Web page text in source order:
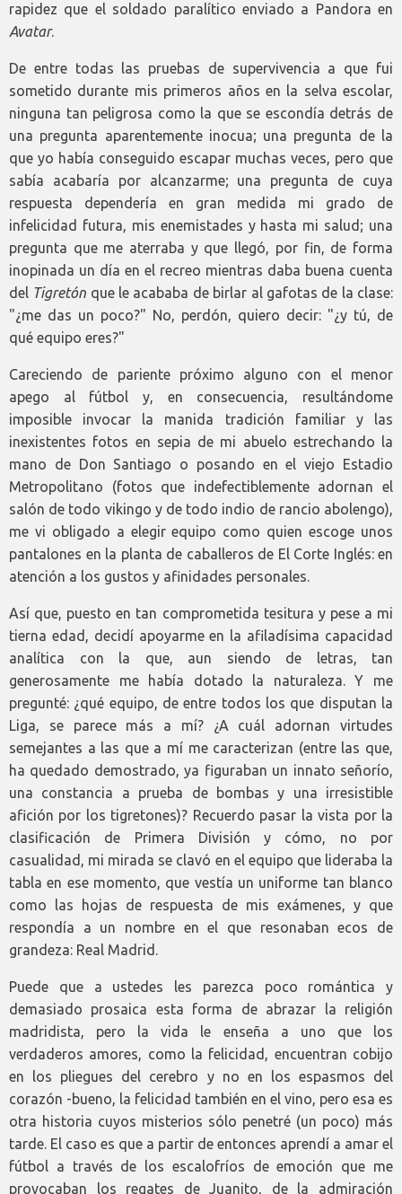
rapidez que el soldado paralítico enviado a Pandora en
Avatar.
De entre todas las pruebas de supervivencia a que fui
sometido durante mis primeros años en la selva escolar,
ninguna tan peligrosa como la que se escondía detrás de
una pregunta aparentemente inocua; una pregunta de la
que yo había conseguido escapar muchas veces, pero que
sabía acabaría por alcanzarme; una pregunta de cuya
respuesta dependería en gran medida mi grado de
infelicidad futura, mis enemistades y hasta mi salud; una
pregunta que me aterraba y que llegó, por fin, de forma
inopinada un día en el recreo mientras daba buena cuenta
del Tigretón que le acababa de birlar al gafotas de la clase:
"¿me das un poco?" No, perdón, quiero decir: "¿y tú, de
qué equipo eres?"
Careciendo de pariente próximo alguno con el menor
apego al fútbol y, en consecuencia, resultándome
imposible invocar la manida tradición familiar y las
inexistentes fotos en sepia de mi abuelo estrechando la
mano de Don Santiago o posando en el viejo Estadio
Metropolitano (fotos que indefectiblemente adornan el
salón de todo vikingo y de todo indio de rancio abolengo),
me vi obligado a elegir equipo como quien escoge unos
pantalones en la planta de caballeros de El Corte Inglés: en
atención a los gustos y afinidades personales.
Así que, puesto en tan comprometida tesitura y pese a mi
tierna edad, decidí apoyarme en la afiladísima capacidad
analítica con la que, aun siendo de letras, tan
generosamente me había dotado la naturaleza. Y me
pregunté: ¿qué equipo, de entre todos los que disputan la
Liga, se parece más a mí? ¿A cuál adornan virtudes
semejantes a las que a mí me caracterizan (entre las que,
ha quedado demostrado, ya figuraban un innato señorío,
una constancia a prueba de bombas y una irresistible
afición por los tigretones)? Recuerdo pasar la vista por la
clasificación de Primera División y cómo, no por
casualidad, mi mirada se clavó en el equipo que lideraba la
tabla en ese momento, que vestía un uniforme tan blanco
como las hojas de respuesta de mis exámenes, y que
respondía a un nombre en el que resonaban ecos de
grandeza: Real Madrid.
Puede que a ustedes les parezca poco romántica y
demasiado prosaica esta forma de abrazar la religión
madridista, pero la vida le enseña a uno que los
verdaderos amores, como la felicidad, encuentran cobijo
en los pliegues del cerebro y no en los espasmos del
corazón -bueno, la felicidad también en el vino, pero esa es
otra historia cuyos misterios sólo penetré (un poco) más
tarde. El caso es que a partir de entonces aprendí a amar el
fútbol a través de los escalofríos de emoción que me
provocaban los regates de Juanito, de la admiración